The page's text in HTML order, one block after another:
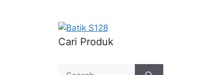
Cari Produk
Search